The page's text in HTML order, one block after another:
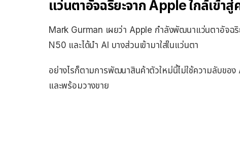
แว่นตาอัจฉริยะจาก Apple ใกล้เข้า
Mark Gurman เผยว่า Apple กำลังพัฒนาแว่นตาอัจฉ
N50 และได้นำ AI บางส่วนเข้ามาใส่ในแว่นตา
อย่างไรก็ตามการพัฒนาสินค้าตัวใหม่นี้ไม่ใช้ความลับของ
และพร้อมวางขาย